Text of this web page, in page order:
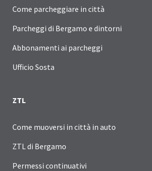
Come parcheggiare in città
Parcheggi di Bergamo e dintorni
Abbonamenti ai parcheggi
Ufficio Sosta
ZTL
Come muoversi in città in auto
ZTL di Bergamo
Permessi continuativi